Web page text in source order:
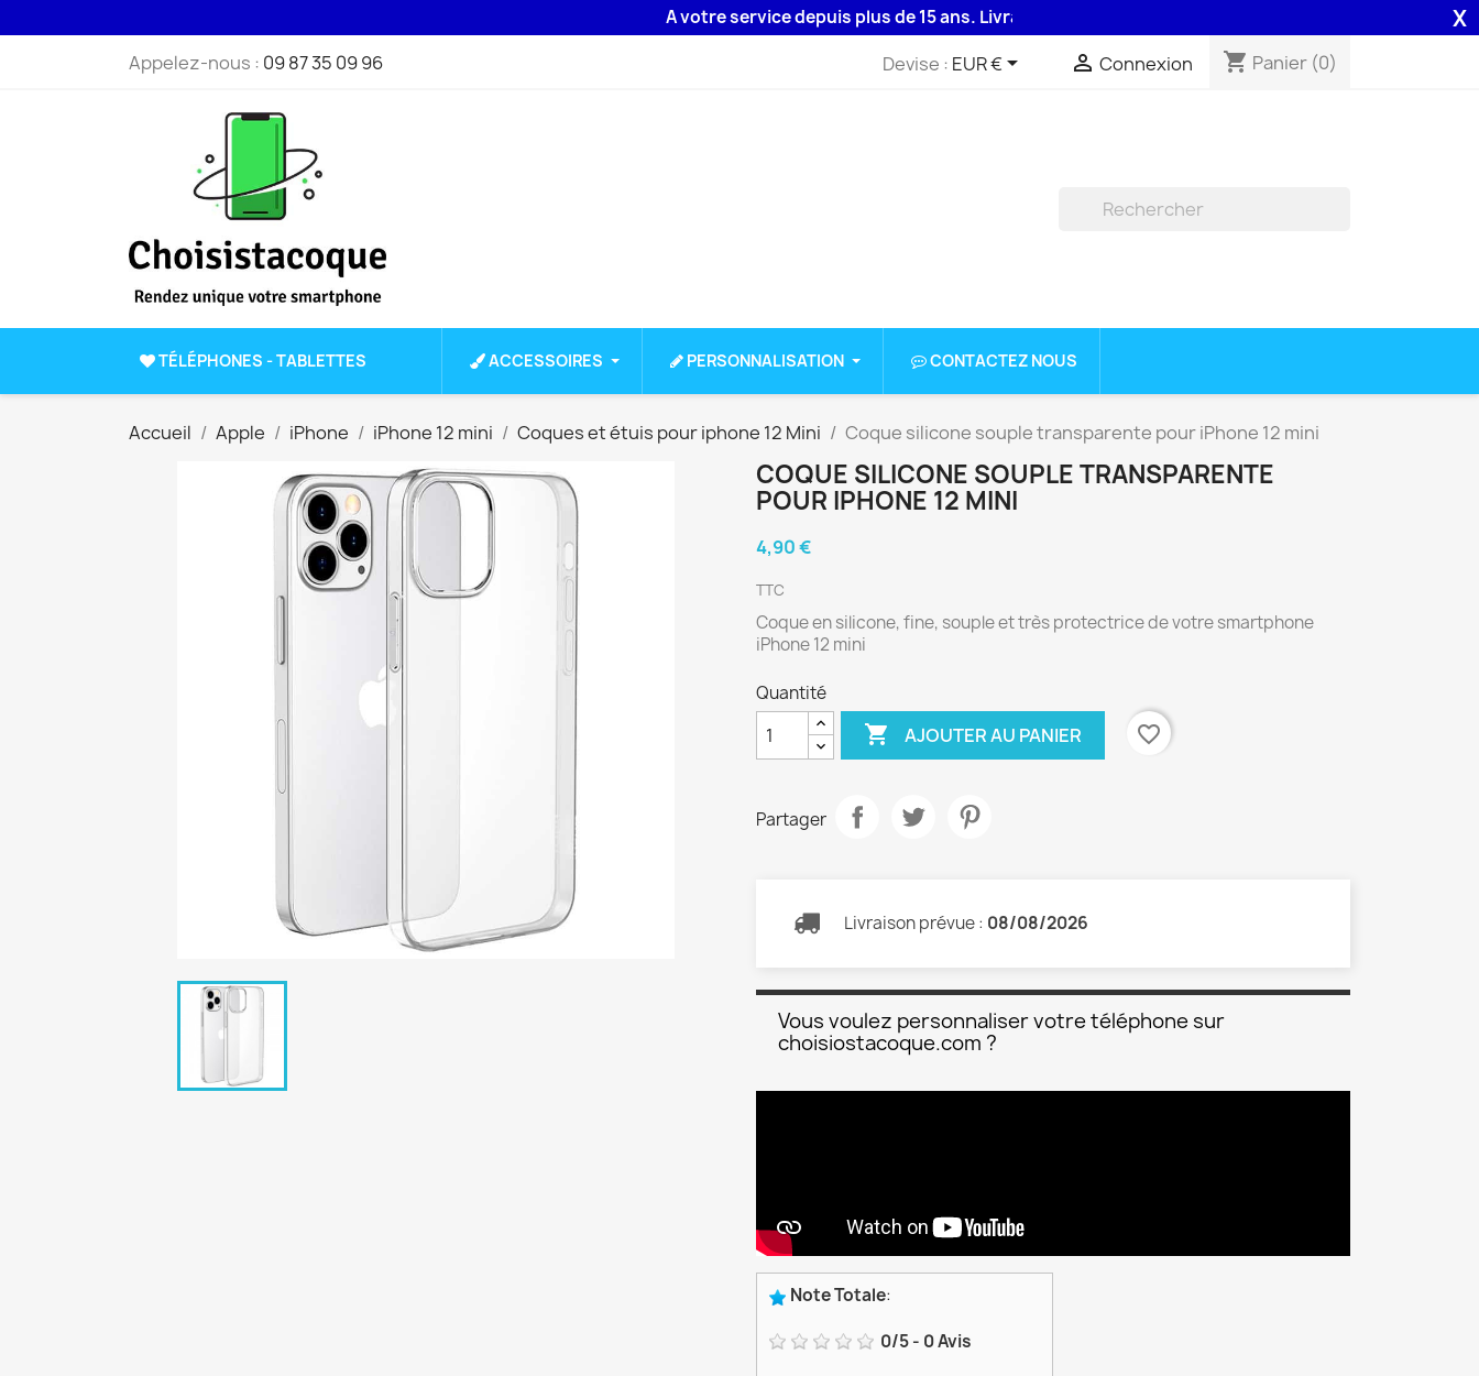
A votre service depuis plus de 15 ans. Livraison 48H assurée par la Poste . X
Appelez-nous : 09 87 35 09 96 Devise : EUR €  Connexion shopping_cart Panier (0)
TÉLÉPHONES - TABLETTES ACCESSOIRES PERSONNALISATION CONTACTEZ NOUS
Accueil Apple iPhone iPhone 12 mini Coques et étuis pour iphone 12 Mini Coque silicone souple transparente pour iPhone 12 mini
COQUE SILICONE SOUPLE TRANSPARENTE
POUR IPHONE 12 MINI
4,90 €
TTC
Coque en silicone, fine, souple et très protectrice de votre smartphone
iPhone 12 mini
Quantité
 AJOUTER AU PANIER favorite_border
Partager
Livraison prévue : 08/08/2026
Vous voulez personnaliser votre téléphone sur
choisiostacoque.com ?
Note Totale:
0/5- 0Avis